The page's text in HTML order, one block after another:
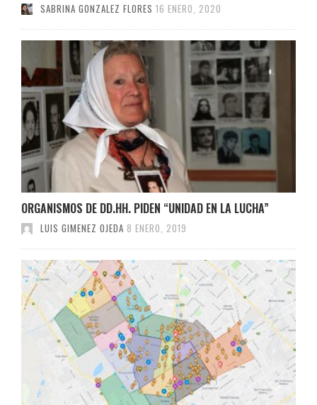
SABRINA GONZALEZ FLORES 16 ENERO, 2020
ORGANISMOS DE DD.HH. PIDEN “UNIDAD EN LA LUCHA”
LUIS GIMENEZ OJEDA 8 ENERO, 2019